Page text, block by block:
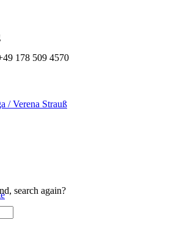
178 509 4570
search again?